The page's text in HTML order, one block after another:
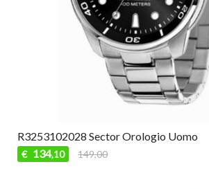
R3253102028 Sector Orologio Uomo
€ 134,10 149,00